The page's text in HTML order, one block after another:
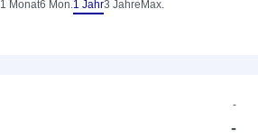
1 Monat6 Mon.1 Jahr3 Jahre Max.
-
-